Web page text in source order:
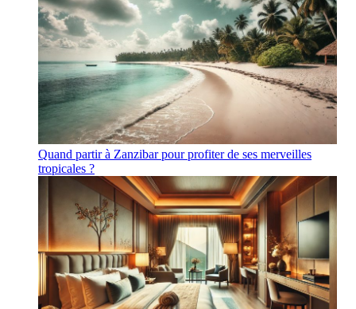
Quand partir à Zanzibar pour profiter de ses merveilles
tropicales ?